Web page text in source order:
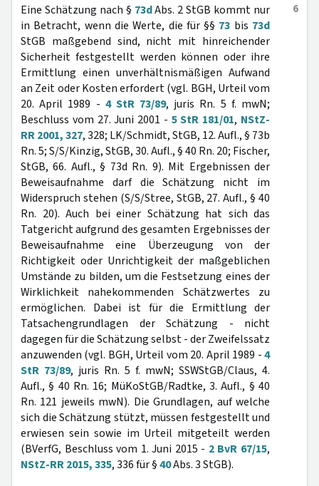
6
Eine Schätzung nach § 73dAbs. 2 StGB kommt nur
in Betracht, wenn die Werte, die für §§ 73 bis 73d
StGB maßgebend sind, nicht mit hinreichender
Sicherheit festgestellt werden können oder ihre
Ermittlung einen unverhältnismäßigen Aufwand
an Zeit oder Kosten erfordert (vgl. BGH, Urteil vom
20. April 1989 - 4 StR 73/89, juris Rn. 5 f. mwN;
Beschluss vom 27. Juni 2001 - 5 StR 181/01, NStZ-
RR 2001, 327, 328; LK/Schmidt, StGB, 12. Aufl., § 73b
Rn. 5; S/S/Kinzig, StGB, 30. Aufl., § 40 Rn. 20; Fischer,
StGB, 66. Aufl., § 73d Rn. 9). Mit Ergebnissen der
Beweisaufnahme darf die Schätzung nicht im
Widerspruch stehen (S/S/Stree, StGB, 27. Aufl., § 40
Rn. 20). Auch bei einer Schätzung hat sich das
Tatgericht aufgrund des gesamten Ergebnisses der
Beweisaufnahme eine Überzeugung von der
Richtigkeit oder Unrichtigkeit der maßgeblichen
Umstände zu bilden, um die Festsetzung eines der
Wirklichkeit nahekommenden Schätzwertes zu
ermöglichen. Dabei ist für die Ermittlung der
Tatsachengrundlagen der Schätzung - nicht
dagegen für die Schätzung selbst - der Zweifelssatz
anzuwenden (vgl. BGH, Urteil vom 20. April 1989 -4
StR 73/89, juris Rn. 5 f. mwN; SSWStGB/Claus, 4.
Aufl., § 40 Rn. 16; MüKoStGB/Radtke, 3. Aufl., § 40
Rn. 121 jeweils mwN). Die Grundlagen, auf welche
sich die Schätzung stützt, müssen festgestellt und
erwiesen sein sowie im Urteil mitgeteilt werden
(BVerfG, Beschluss vom 1. Juni 2015 - 2 BvR 67/15,
NStZ-RR 2015, 335, 336 für §40Abs. 3 StGB).